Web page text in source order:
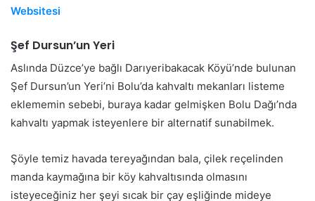
Websitesi
Şef Dursun’un Yeri
Aslında Düzce’ye bağlı Darıyeribakacak Köyü’nde bulunan
Şef Dursun’un Yeri’ni Bolu’da kahvaltı mekanları listeme
eklememin sebebi, buraya kadar gelmişken Bolu Dağı’nda
kahvaltı yapmak isteyenlere bir alternatif sunabilmek.
Şöyle temiz havada tereyağından bala, çilek reçelinden
manda kaymağına bir köy kahvaltısında olmasını
isteyeceğiniz her şeyi sıcak bir çay eşliğinde mideye